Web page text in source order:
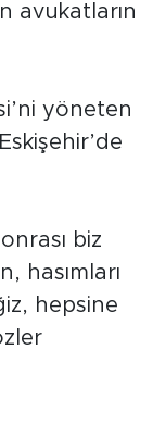
avukatların
yöneten
biz
hasımları
hepsine